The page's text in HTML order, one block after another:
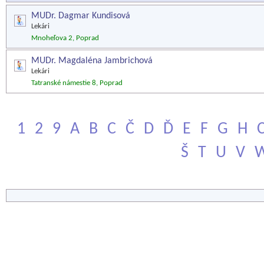
MUDr. Dagmar Kundisová
Lekári
Mnoheľova 2, Poprad
MUDr. Magdaléna Jambrichová
Lekári
Tatranské námestie 8, Poprad
1 2 9 A B C Č D Ď E F G H
Š
T U V